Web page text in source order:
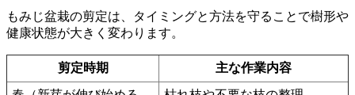
もみじ盆栽の剪定は、タイミングと方法を守ることで樹形や
健康状態が大きく変わります。
剪定時期
主な作業内容